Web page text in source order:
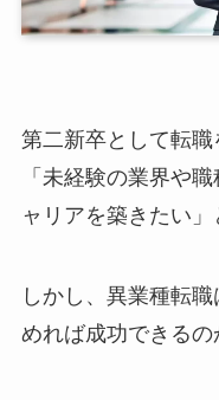
第二新卒として転職
「未経験の業界や
ャリアを築きたい」
しかし、異業種転
めれば成功できるの